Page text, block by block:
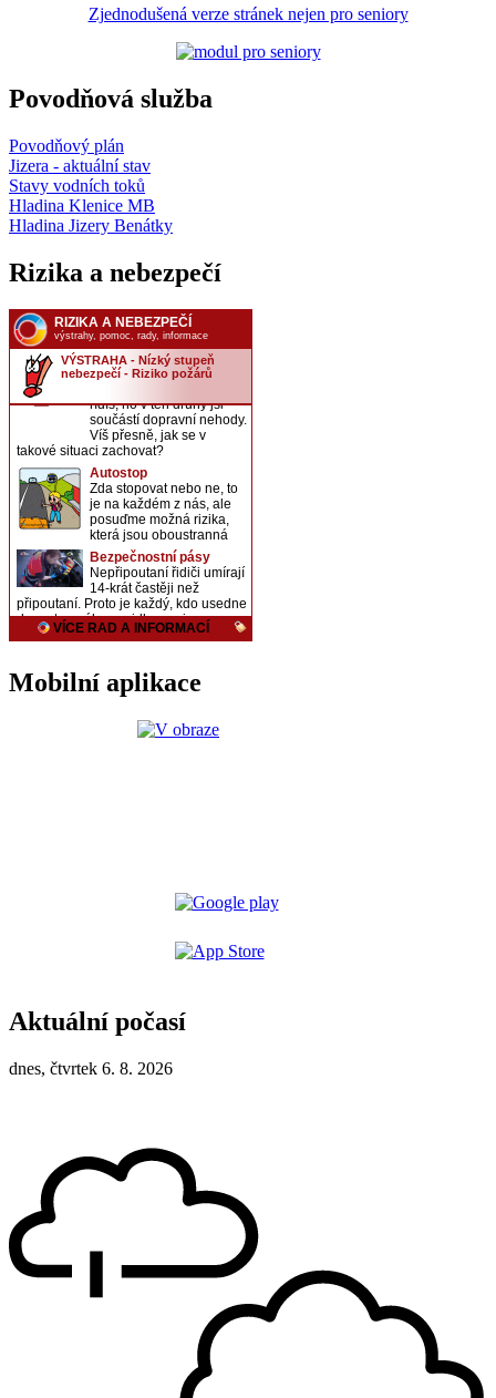
Zjednodušená verze stránek nejen pro seniory
Povodňová služba
Povodňový plán
Jizera - aktuální stav
Stavy vodních toků
Hladina Klenice MB
Hladina Jizery Benátky
Rizika a nebezpečí
Mobilní aplikace
Aktuální počasí
dnes, čtvrtek 6. 8. 2026